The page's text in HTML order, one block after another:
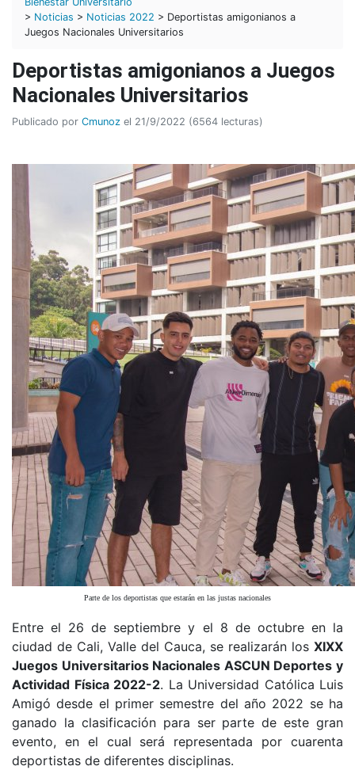
> Noticias > Noticias 2022 > Deportistas amigonianos a
Juegos Nacionales Universitarios
Deportistas amigonianos a Juegos
Nacionales Universitarios
Publicado por Cmunoz el 21/9/2022 (6564 lecturas)
Parte de los deportistas que estarán en las justas nacionales
Entre el 26 de septiembre y el 8 de octubre en la
ciudad de Cali, Valle del Cauca, se realizarán los XIXX
Juegos Universitarios Nacionales ASCUN Deportes y
Actividad Física 2022-2. La Universidad Católica Luis
Amigó desde el primer semestre del año 2022 se ha
ganado la clasificación para ser parte de este gran
evento, en el cual será representada por cuarenta
deportistas de diferentes disciplinas.